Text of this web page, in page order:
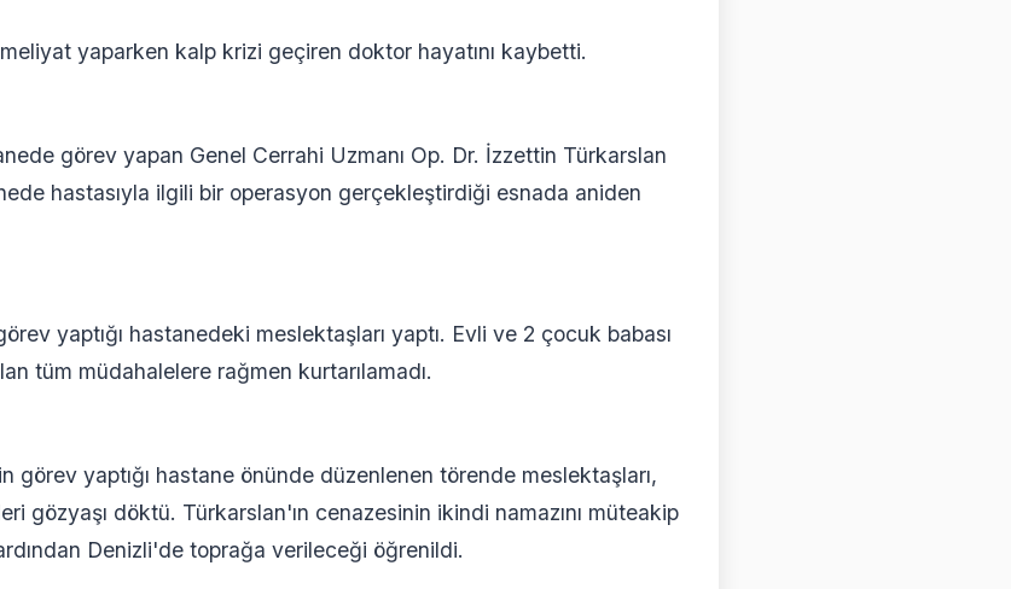
yaparken kalp krizi geçiren doktor hayatını kaybetti.
görev yapan Genel Cerrahi Uzmanı Op. Dr. İzzettin Türkarslan
hastasıyla ilgili bir operasyon gerçekleştirdiği esnada aniden
yaptığı hastanedeki meslektaşları yaptı. Evli ve 2 çocuk babası
tüm müdahalelere rağmen kurtarılamadı.
görev yaptığı hastane önünde düzenlenen törende meslektaşları,
gözyaşı döktü. Türkarslan'ın cenazesinin ikindi namazını müteakip
Denizli'de toprağa verileceği öğrenildi.